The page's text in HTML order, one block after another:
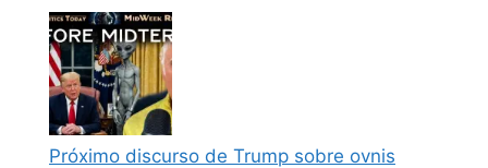
Próximo discurso de Trump sobre ovnis